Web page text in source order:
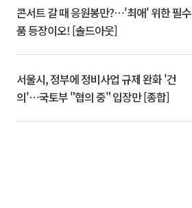
콘서트 갈 때 응원봉만?⋯'최애' 위한 필수
품 등장이오! [솔드아웃]
서울시, 정부에 정비사업 규제 완화 '건
의'⋯국토부 "협의 중" 입장만 [종합]